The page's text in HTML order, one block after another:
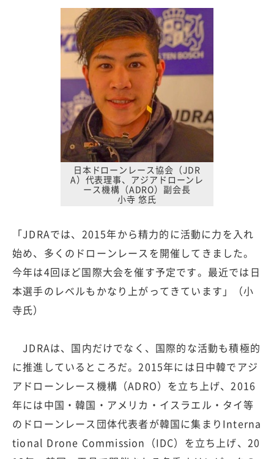
日本ドローンレース協会（JDR
A）代表理事、アジアドローンレ
ース機構（ADRO）副会長
小寺 悠氏
「JDRAでは、2015年から精力的に活動に力を入れ
始め、多くのドローンレースを開催してきました。
今年は4回ほど国際大会を催す予定です。最近では日
本選手のレベルもかなり上がってきています」（小
寺氏）
JDRAは、国内だけでなく、国際的な活動も積極的
に推進しているところだ。2015年には日中韓でアジ
アドローンレース機構（ADRO）を立ち上げ、2016
年には中国・韓国・アメリカ・イスラエル・タイ等
のドローンレース団体代表者が韓国に集まりInterna
tional Drone Commission（IDC）を立ち上げ、20